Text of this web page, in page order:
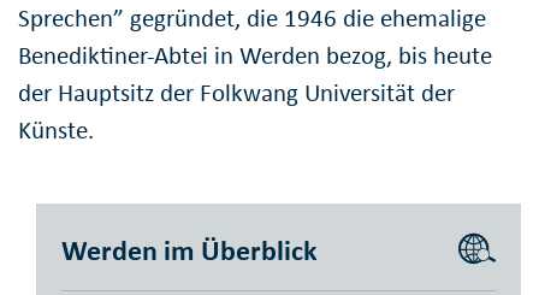
Sprechen” gegründet, die 1946 die ehemalige
Benediktiner-Abtei in Werden bezog, bis heute
der Hauptsitz der Folkwang Universität der
Künste.
Werden im Überblick